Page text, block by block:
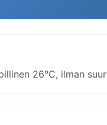
26°C, ilman